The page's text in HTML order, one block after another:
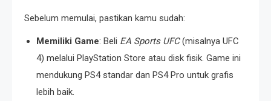
Sebelum memulai, pastikan kamu sudah:
Memiliki Game: Beli EA Sports UFC(misalnya UFC
4) melalui PlayStation Store atau disk fisik. Game ini
mendukung PS4 standar dan PS4 Pro untuk grafis
lebih baik.